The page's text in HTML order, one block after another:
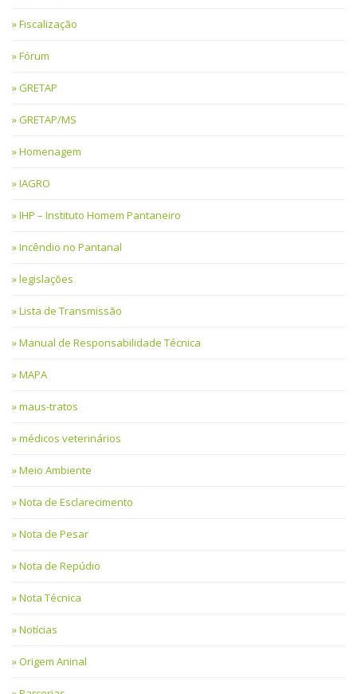
Fiscalização
Fórum
GRETAP
GRETAP/MS
Homenagem
IAGRO
IHP – Instituto Homem Pantaneiro
Incêndio no Pantanal
legislações
Lista de Transmissão
Manual de Responsabilidade Técnica
MAPA
maus-tratos
médicos veterinários
Meio Ambiente
Nota de Esclarecimento
Nota de Pesar
Nota de Repúdio
Nota Técnica
Notícias
Origem Aninal